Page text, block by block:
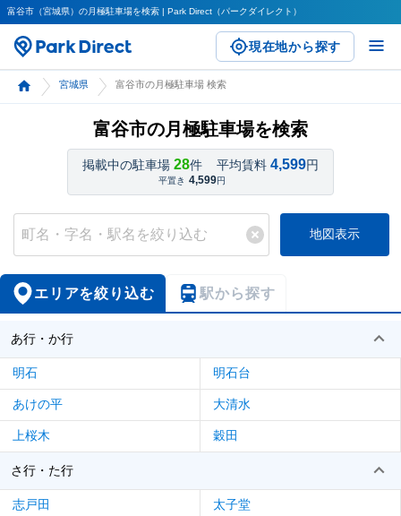
富谷市（宮城県）の月極駐車場を検索 | Park Direct（パークダイレクト）
現在地から探す
宮城県 富谷市の月極駐車場 検索
富谷市の月極駐車場を検索
掲載中の駐車場 28件 平均賃料 4,599円
平置き 4,599円
地図表示
エリアを絞り込む 駅から探す
あ行・か行
明石 明石台
あけの平 大清水
上桜木 穀田
さ行・た行
志戸田 太子堂